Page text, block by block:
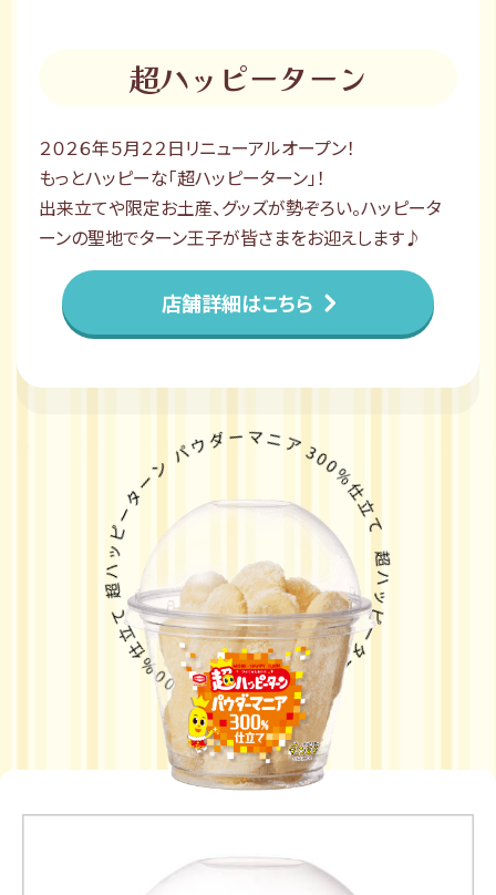
超ハッピーターン
２０２６年５月２２日リニューアルオープン！​
もっとハッピーな「超ハッピーターン」！​
出来立てや限定お土産、グッズが勢ぞろい。ハッピータ
ーンの聖地でターン王子が皆さまをお迎えします♪
店舗詳細はこちら